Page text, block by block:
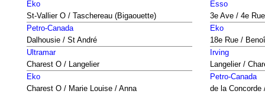
Eko
St-Vallier O / Taschereau (Bigaouette)
Esso
3e Ave / 4e Rue
Petro-Canada
Dalhousie / St André
Eko
18e Rue /
Ultramar
Charest O / Langelier
Irving
Langelier /
Eko
Charest O / Marie Louise / Anna
Petro-Canada
de la Concorde